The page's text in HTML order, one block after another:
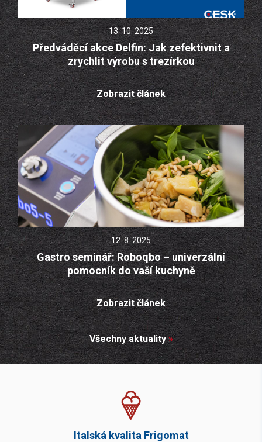
13. 10. 2025
Předváděcí akce Delfin: Jak zefektivnit a
zrychlit výrobu s trezírkou
Zobrazit článek
12. 8. 2025
Gastro seminář: Roboqbo – univerzální
pomocník do vaší kuchyně
Zobrazit článek
Všechny aktuality»
Italská kvalita Frigomat